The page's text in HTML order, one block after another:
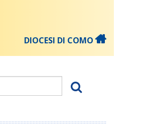
DIOCESI DI COMO